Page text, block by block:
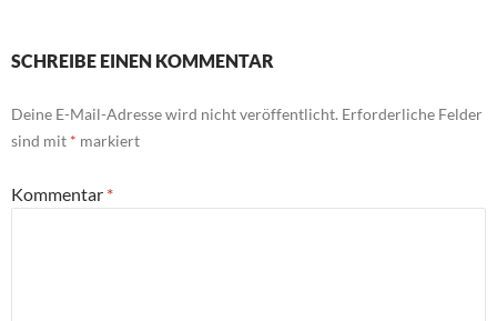
SCHREIBE EINEN KOMMENTAR
Deine E-Mail-Adresse wird nicht veröffentlicht. Erforderliche Felder
sind mit * markiert
Kommentar *